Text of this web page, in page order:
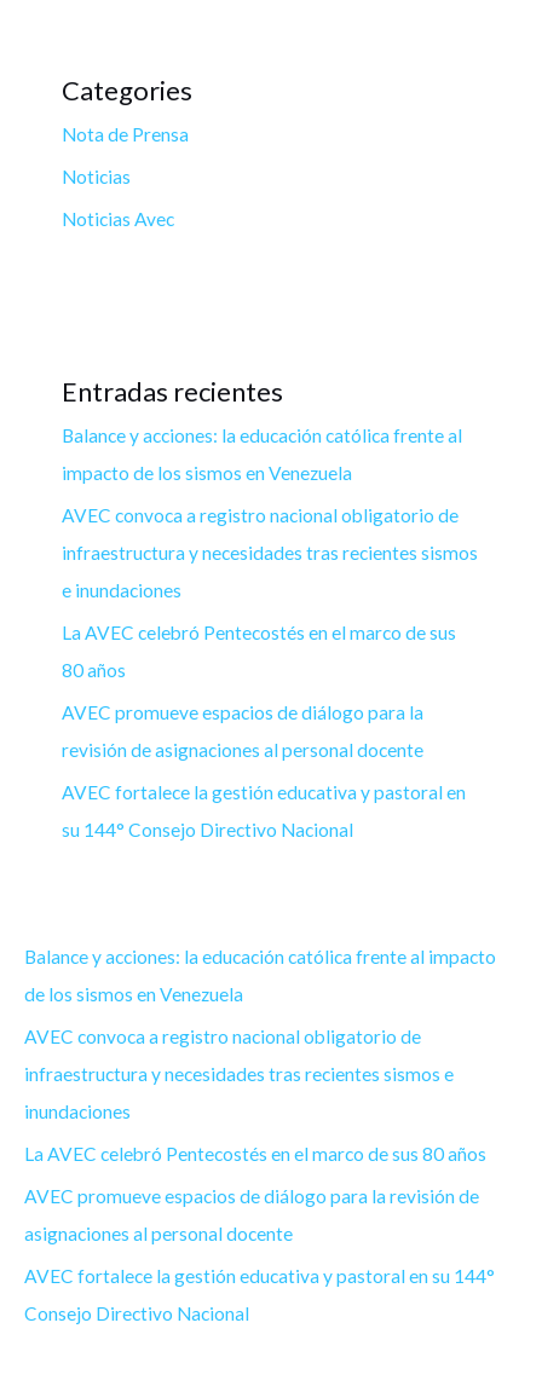
Categories
Nota de Prensa
Noticias
Noticias Avec
Entradas recientes
Balance y acciones: la educación católica frente al
impacto de los sismos en Venezuela
AVEC convoca a registro nacional obligatorio de
infraestructura y necesidades tras recientes sismos
e inundaciones
La AVEC celebró Pentecostés en el marco de sus
80 años
AVEC promueve espacios de diálogo para la
revisión de asignaciones al personal docente
AVEC fortalece la gestión educativa y pastoral en
su 144° Consejo Directivo Nacional
Balance y acciones: la educación católica frente al impacto
de los sismos en Venezuela
AVEC convoca a registro nacional obligatorio de
infraestructura y necesidades tras recientes sismos e
inundaciones
La AVEC celebró Pentecostés en el marco de sus 80 años
AVEC promueve espacios de diálogo para la revisión de
asignaciones al personal docente
AVEC fortalece la gestión educativa y pastoral en su 144°
Consejo Directivo Nacional